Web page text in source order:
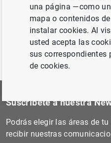
Anterior
SUERF policy
Suscríbete a nuestra
Podrás elegir las áreas de
recibir nuestras
una página —como
mapa o contenidos
instalar cookies. Al
usted acepta las
sus correspondientes
de cookies.